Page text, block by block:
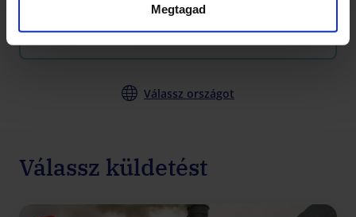
Megtagad
Budapest (12 küldetés )
Válassz országot
Válassz küldetést